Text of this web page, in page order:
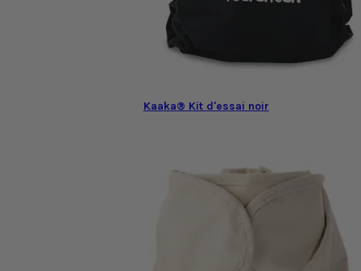
Kaaka® Kit d'essai noir